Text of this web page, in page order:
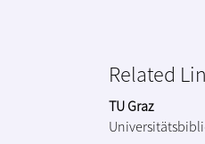
Related
TU Graz